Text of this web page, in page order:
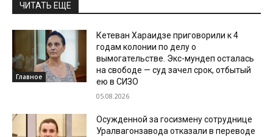
ЧИТАТЬ ЕЩЕ
Главное
Кетеван Хараидзе приговорили к 4
годам колонии по делу о
вымогательстве. Экс-мундеп осталась
на свободе — суд зачел срок, отбытый
ею в СИЗО
05.08.2026
Осужденной за госизмену сотруднице
Уралвагонзавода отказали в переводе